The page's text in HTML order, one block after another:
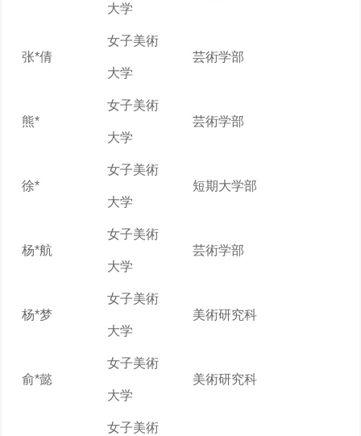
大学
张*倩
女子美術
大学
芸術学部
熊*
女子美術
大学
芸術学部
徐*
女子美術
大学
短期大学部
杨*航
女子美術
大学
芸術学部
杨*梦
女子美術
大学
美術研究科
俞*懿
女子美術
大学
美術研究科
女子美術